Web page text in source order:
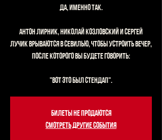
ДА, ИМЕННО ТАК.
Антон Лирник, Николай Козловский и Сергей
Лучик врываются в Севилью, чтобы устроить вечер,
после которого вы будете говорить:
"Вот это был стендап".
Билеты не продаются
Смотреть другие события